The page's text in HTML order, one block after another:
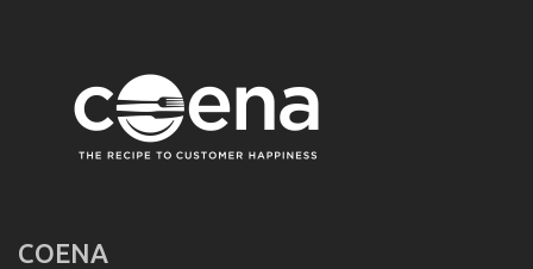
COENA